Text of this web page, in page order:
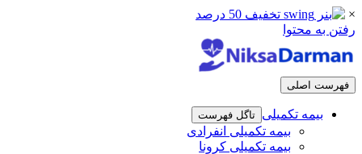
×
رفتن به محتوا
فهرست اصلی
بیمه تکمیلی تاگل فهرست
بیمه تکمیلی انفرادی
بیمه تکمیلی کرونا